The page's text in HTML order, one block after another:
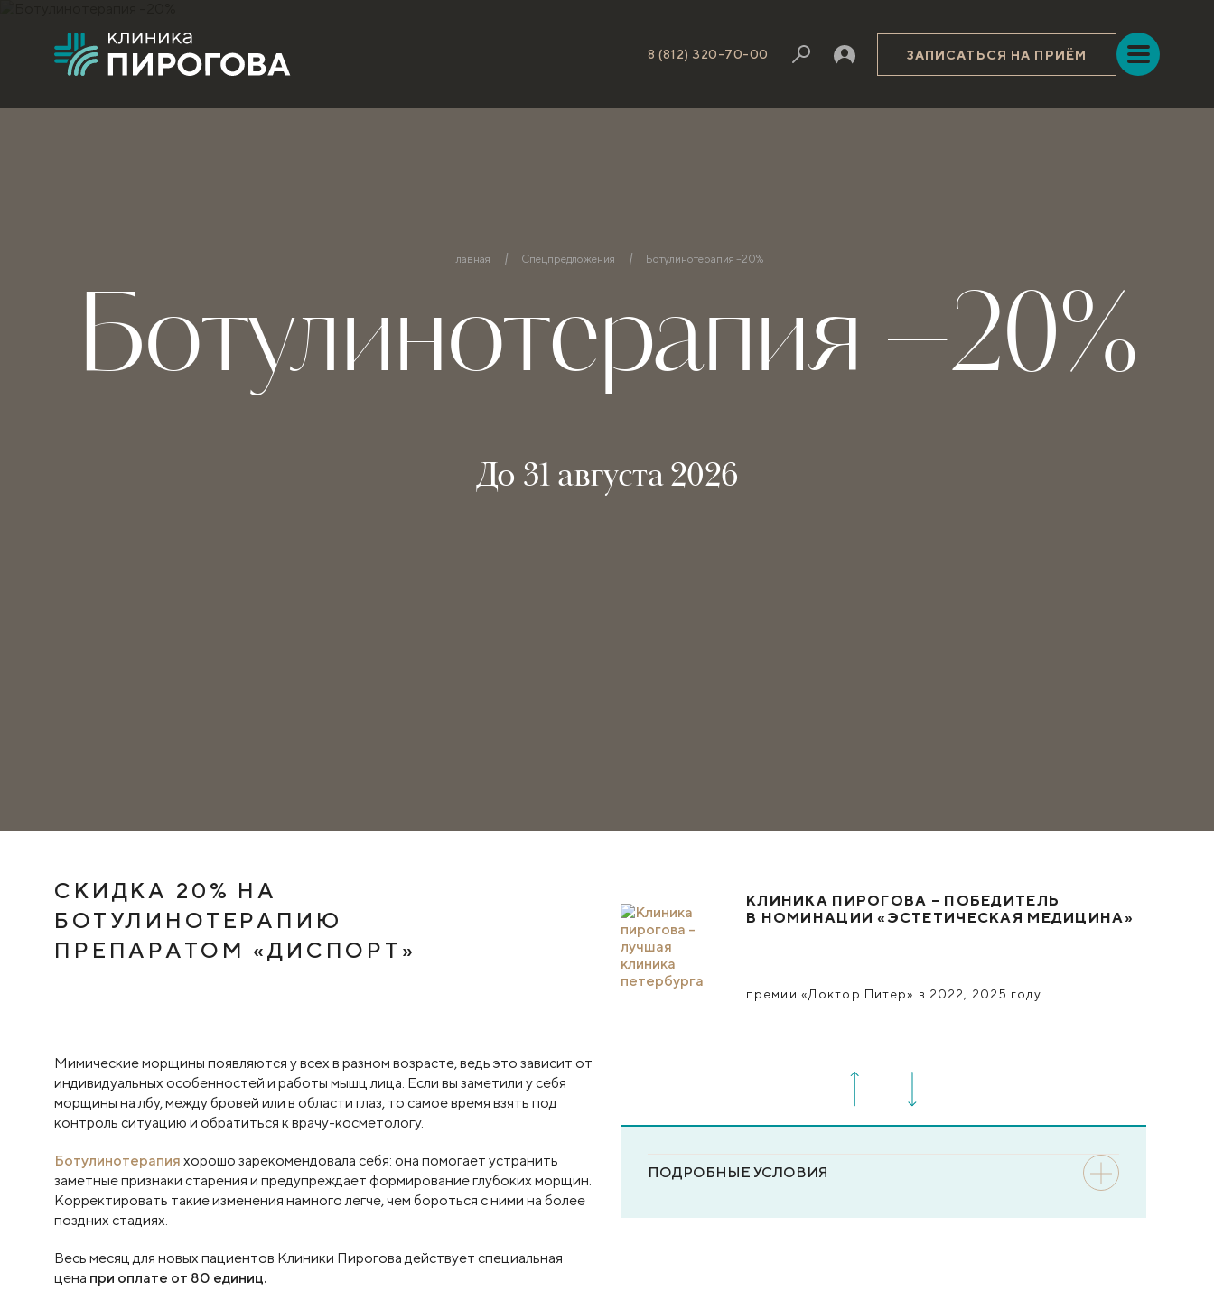
8 (812) 320-70-00 ЗАПИСАТЬСЯ НА ПРИЁМ
Главная Спецпредложения Ботулинотерапия –20%
Ботулинотерапия –20%
До 31 августа 2026
СКИДКА 20% НА
БОТУЛИНОТЕРАПИЮ
ПРЕПАРАТОМ «ДИСПОРТ»
КЛИНИКА ПИРОГОВА – ПОБЕДИТЕЛЬ
В НОМИНАЦИИ «ЭСТЕТИЧЕСКАЯ МЕДИЦИНА»
премии «Доктор Питер» в 2022, 2025 году.
Мимические морщины появляются у всех в разном возрасте, ведь это зависит от
индивидуальных особенностей и работы мышц лица. Если вы заметили у себя
морщины на лбу, между бровей или в области глаз, то самое время взять под
контроль ситуацию и обратиться к врачу-косметологу.
Ботулинотерапия хорошо зарекомендовала себя: она помогает устранить
заметные признаки старения и предупреждает формирование глубоких морщин.
Корректировать такие изменения намного легче, чем бороться с ними на более
поздних стадиях.
Весь месяц для новых пациентов Клиники Пирогова действует специальная
цена при оплате от 80 единиц.
ПОДРОБНЫЕ УСЛОВИЯ